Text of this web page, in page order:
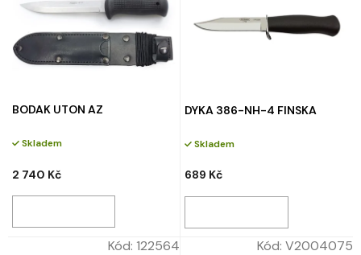
k
s
p
d
k
t
ů
BODAK UTON AZ
Skladem
2 740 Kč
DYKA 386-NH-4 FINSKA
Skladem
689 Kč
Kód: 122564 Kód: V2004075